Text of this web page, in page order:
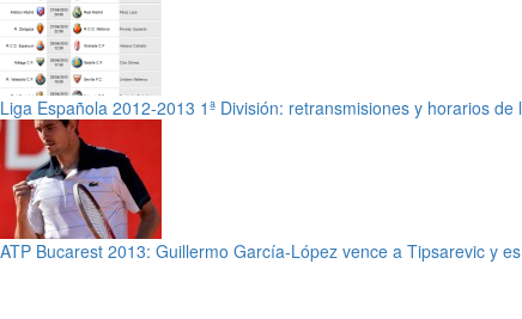
Liga Española 2012-2013 1ª División: retransmisiones y horarios de
ATP Bucarest 2013: Guillermo García-López vence a Tipsarevic y